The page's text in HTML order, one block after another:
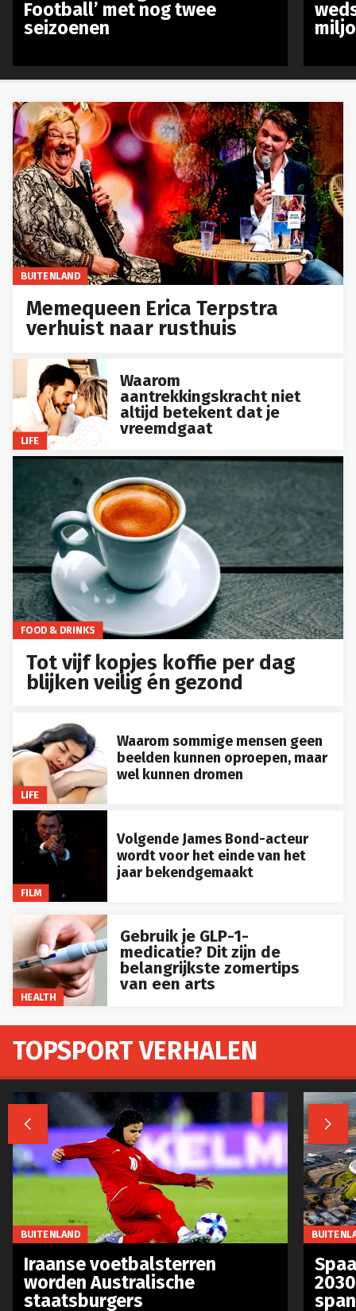
BUITENLAND
Memequeen Erica Terpstra
verhuist naar rusthuis
LIFE
Waarom
aantrekkingskracht niet
altijd betekent dat je
vreemdgaat
FOOD & DRINKS
Tot vijf kopjes koffie per dag
blijken veilig én gezond
LIFE
Waarom sommige mensen geen
beelden kunnen oproepen, maar
wel kunnen dromen
FILM
Volgende James Bond-acteur
wordt voor het einde van het
jaar bekendgemaakt
HEALTH
Gebruik je GLP-1-
medicatie? Dit zijn de
belangrijkste zomertips
van een arts
Football’ met nog twee
seizoenen
TOPSPORT VERHALEN
 
BUITENLAND
Iraanse voetbalsterren
worden Australische
staatsburgers